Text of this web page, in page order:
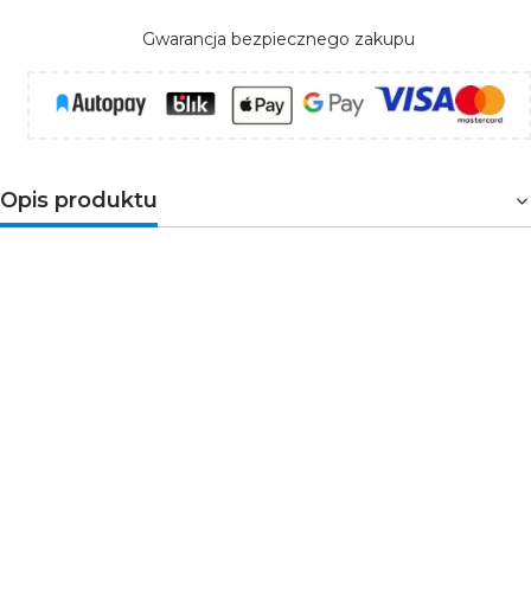
Gwarancja bezpiecznego zakupu
Opis produktu